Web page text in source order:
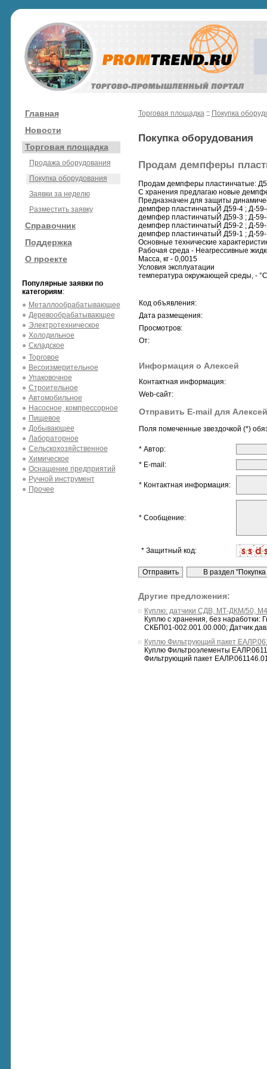
Главная
Новости
Торговая площадка
Продажа оборудования
Покупка оборудования
Заявки за неделю
Разместить заявку
Справочник
Поддержка
О проекте
Популярные заявки по
категориям:
Металлообрабатывающее
Деревообрабатывающее
Электротехническое
Холодильное
Складское
Торговое
Весоизмерительное
Упаковочное
Строительное
Автомобильное
Насосное, компрессорное
Пищевое
Добывающее
Лабораторное
Сельскохозяйственное
Химическое
Оснащение предприятий
Ручной инструмент
Прочее
Торговая площадка:: Покупка
Покупка оборудования
Продам демпферы
Продам демпферы пластинчатые:
С хранения предлагаю новые
Предназначен для защиты
демпфер пластинчатыЙ Д59-4 ; Д-
демпфер пластинчатыЙ Д59-3 ; Д-
демпфер пластинчатыЙ Д59-2 ; Д-
демпфер пластинчатыЙ Д59-1 ; Д-
Основные технические
Рабочая среда - Неагрессивные
Масса, кг - 0,0015
Условия эксплуатации
температура окружающей среды, -
Код объявления:
Дата размещения:
Просмотров:
От:
Информация о Алексей
Контактная информация:
Web-сайт:
Отправить E-mail для Алексей
Поля помеченные звездочкой (*)
* Автор:
* E-mail:
* Контактная информация:
* Сообщение:
* Защитный код:
Другие предложения:
Куплю: датчики СДВ, МТ-ДКМ/50,
Куплю с хранения, без наработки:
СКБП01-002.001.00.000; Датчик
Куплю Фильтрующий пакет
Куплю Фильтроэлементы
Фильтрующий пакет